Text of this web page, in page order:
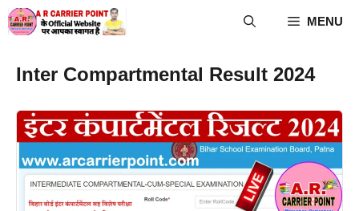
Skip
to
MENU
Inter Compartmental Result 2024